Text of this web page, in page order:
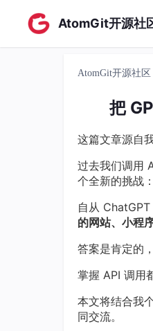
AtomGit开源社
AtomGit开源社区
把
这篇文章源自
过去我们调用
个全新的挑战：
自从
的网站、小程
答案是肯定的
掌握 API 调用
本文将结合我
同交流。